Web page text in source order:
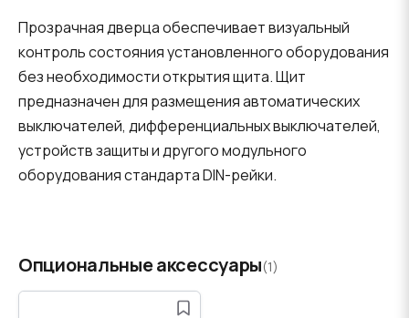
Прозрачная дверца обеспечивает визуальный
контроль состояния установленного оборудования
без необходимости открытия щита. Щит
предназначен для размещения автоматических
выключателей, дифференциальных выключателей,
устройств защиты и другого модульного
оборудования стандарта DIN-рейки.
Опциональные аксессуары(1)